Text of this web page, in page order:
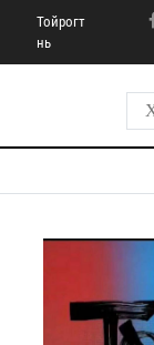
Тойрогт
нь